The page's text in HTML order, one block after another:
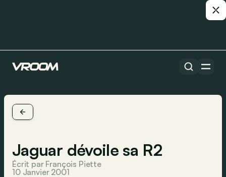
Jaguar dévoile sa R2
Écrit par François Piette
10 Janvier 2001